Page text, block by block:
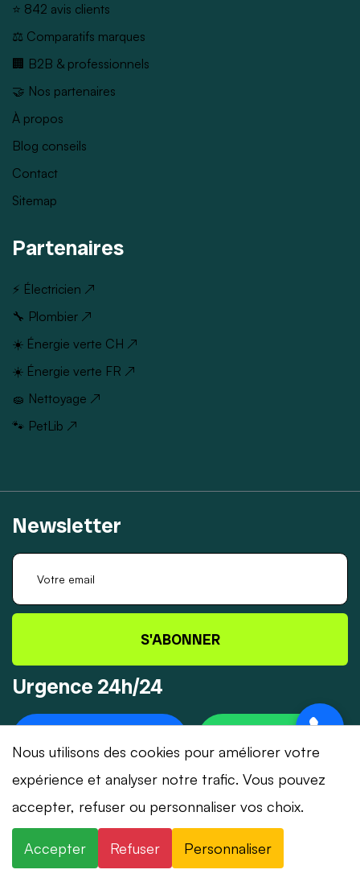
⭐ 842 avis clients
⚖️ Comparatifs marques
🏢 B2B & professionnels
🤝 Nos partenaires
À propos
Blog conseils
Contact
Sitemap
Partenaires
⚡ Électricien ↗
🔧 Plombier ↗
☀️ Énergie verte CH ↗
☀️ Énergie verte FR ↗
🧽 Nettoyage ↗
🐾 PetLib ↗
Newsletter
S'ABONNER
Urgence 24h/24
© 2026 Dépannage-Serrurier.ch - Tous droits
réservés | Suisse romande
Nous utilisons des cookies pour améliorer votre
expérience et analyser notre trafic. Vous pouvez
accepter, refuser ou personnaliser vos choix.
Accepter Refuser Personnaliser